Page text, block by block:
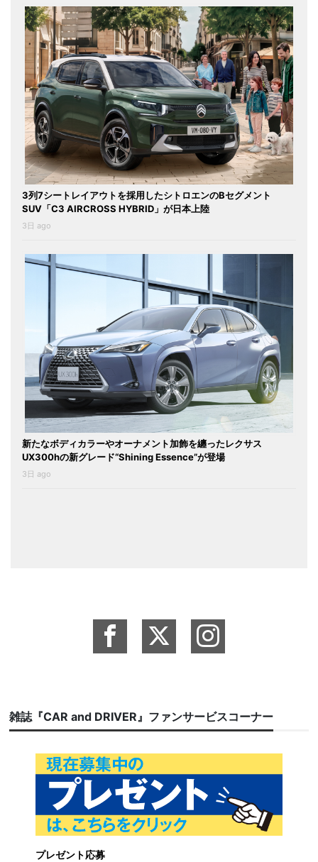
3列7シートレイアウトを採用したシトロエンのBセグメント
SUV「C3 AIRCROSS HYBRID」が日本上陸
3日 ago
新たなボディカラーやオーナメント加飾を纏ったレクサス
UX300hの新グレード“Shining Essence”が登場
3日 ago
雑誌『CAR and DRIVER』ファンサービスコーナー
プレゼント応募